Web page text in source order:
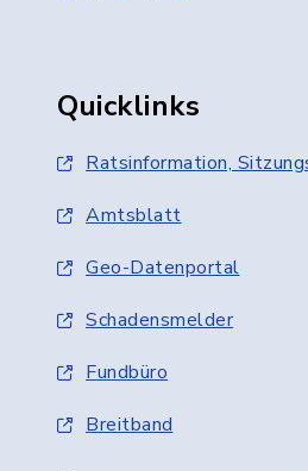
Quicklinks
Ratsinformation,
Amtsblatt
Geo-Datenportal
Schadensmelder
Fundbüro
Breitband